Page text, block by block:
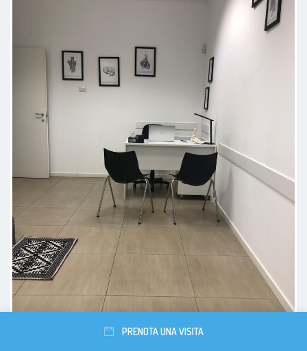
Il Dott. Bartolucci è un
professionista attento,
competente e scrupoloso, che
mette il paziente a proprio agio fin
dal primo momento. Ha ascoltato
con attenzione il mio problema,
spiegandomi ogni passaggio con
chiarezza e professionalità.
Paziente
PRENOTA UNA VISITA